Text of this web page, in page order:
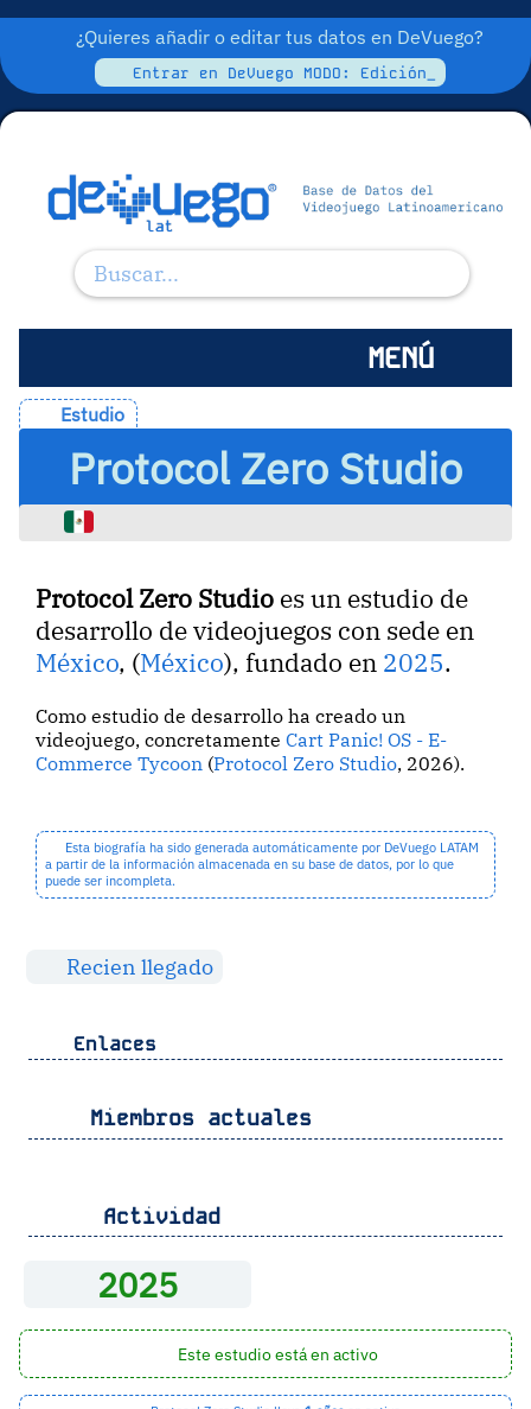
¿Quieres añadir o editar tus datos en DeVuego?
Entrar en DeVuego MODO: Edición_
MENÚ
Estudio
Protocol Zero Studio
Protocol Zero Studio es un estudio de
desarrollo de videojuegos con sede en
México, (México), fundado en 2025.
Como estudio de desarrollo ha creado un
videojuego, concretamenteCart Panic! OS - E-
Commerce Tycoon (Protocol Zero Studio, 2026).
Esta biografía ha sido generada automáticamente por DeVuego LATAM
a partir de la información almacenada en su base de datos, por lo que
puede ser incompleta.
Recien llegado
Enlaces
Miembros actuales
Actividad
2025
Este estudio está en activo